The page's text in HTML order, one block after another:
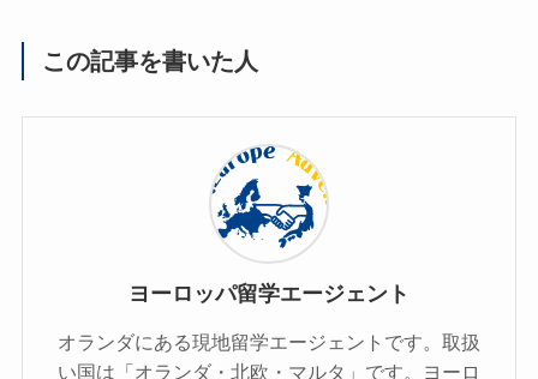
この記事を書いた人
ヨーロッパ留学エージェント
オランダにある現地留学エージェントです。取扱
い国は「オランダ・北欧・マルタ」です。ヨーロ